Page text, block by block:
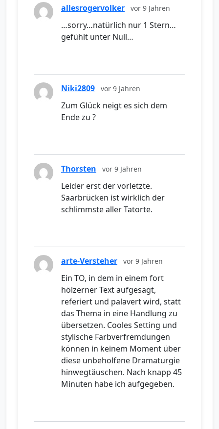
allesrogervolker vor 9 Jahren
…sorry…natürlich nur 1 Stern…
gefühlt unter Null…
Niki2809 vor 9 Jahren
Zum Glück neigt es sich dem
Ende zu ?
Thorsten vor 9 Jahren
Leider erst der vorletzte.
Saarbrücken ist wirklich der
schlimmste aller Tatorte.
arte-Versteher vor 9 Jahren
Ein TO, in dem in einem fort
hölzerner Text aufgesagt,
referiert und palavert wird, statt
das Thema in eine Handlung zu
übersetzen. Cooles Setting und
stylische Farbverfremdungen
können in keinem Moment über
diese unbeholfene Dramaturgie
hinwegtäuschen. Nach knapp 45
Minuten habe ich aufgegeben.